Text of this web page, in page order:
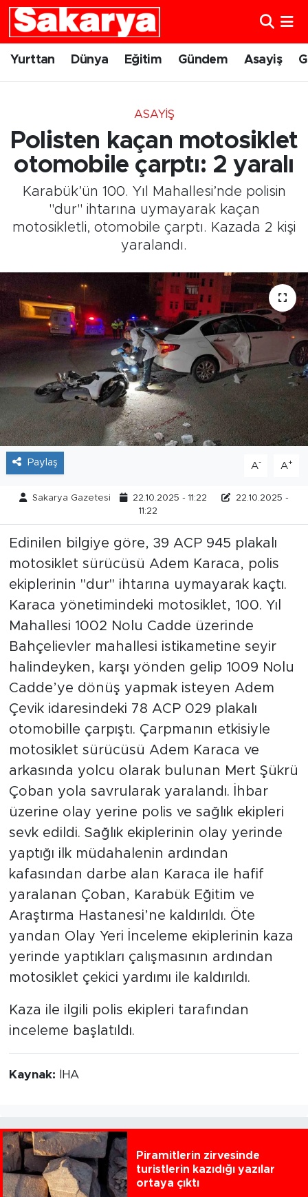
Yurttan Dünya Eğitim Gündem Asayiş
ASAYIŞ
Polisten kaçan motosiklet
otomobile çarptı: 2 yaralı
Karabük’ün 100. Yıl Mahallesi’nde polisin
"dur" ihtarına uymayarak kaçan
motosikletli, otomobile çarptı. Kazada 2 kişi
yaralandı.
Paylaş A- A+
Sakarya Gazetesi 22.10.2025 - 11:22
22.10.2025 -
11:22
Edinilen bilgiye göre, 39 ACP 945 plakalı
motosiklet sürücüsü Adem Karaca, polis
ekiplerinin "dur" ihtarına uymayarak kaçtı.
Karaca yönetimindeki motosiklet, 100. Yıl
Mahallesi 1002 Nolu Cadde üzerinde
Bahçelievler mahallesi istikametine seyir
halindeyken, karşı yönden gelip 1009 Nolu
Cadde’ye dönüş yapmak isteyen Adem
Çevik idaresindeki 78 ACP 029 plakalı
otomobille çarpıştı. Çarpmanın etkisiyle
motosiklet sürücüsü Adem Karaca ve
arkasında yolcu olarak bulunan Mert Şükrü
Çoban yola savrularak yaralandı. İhbar
üzerine olay yerine polis ve sağlık ekipleri
sevk edildi. Sağlık ekiplerinin olay yerinde
yaptığı ilk müdahalenin ardından
kafasından darbe alan Karaca ile hafif
yaralanan Çoban, Karabük Eğitim ve
Araştırma Hastanesi’ne kaldırıldı. Öte
yandan Olay Yeri İnceleme ekiplerinin kaza
yerinde yaptıkları çalışmasının ardından
motosiklet çekici yardımı ile kaldırıldı.
Kaza ile ilgili polis ekipleri tarafından
inceleme başlatıldı.
Kaynak: İHA
Piramitlerin zirvesinde
turistlerin kazıdığı yazılar
ortaya çıktı
Yurttan
Gündem
Eskişehirspor
Spor
Kültür Sanat
Tarihçe
Resmi İlanlar
Söyleşi
Foto Şaka
Teknoloji
Eskişehir Nöbetçi Eczaneler
Eskişehir Namaz Vakitleri
Eskişehir Trafik Yoğunluk Haritası
Süper Lig Puan Durumu ve Fikstür
Tüm Manşetler
Haber Arşivi